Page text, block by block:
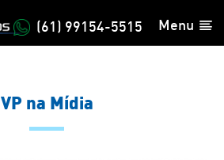
Menu
(61) 99154-5515
VP na Mídia